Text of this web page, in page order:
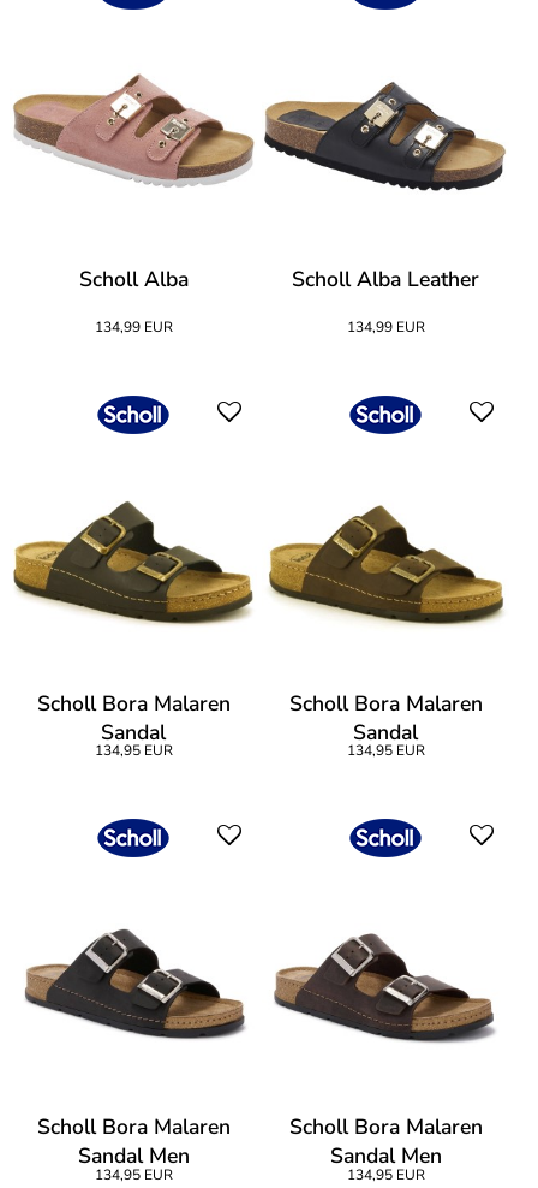
Scholl Alba
134,99 EUR
Scholl Alba Leather
134,99 EUR
Scholl Bora Malaren
Sandal
134,95 EUR
Scholl Bora Malaren
Sandal
134,95 EUR
Scholl Bora Malaren
Sandal Men
134,95 EUR
Scholl Bora Malaren
Sandal Men
134,95 EUR